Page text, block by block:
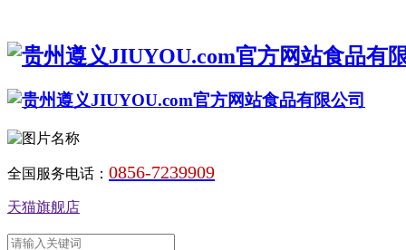
全国服务电话： 0856-7239909
天猫旗舰店